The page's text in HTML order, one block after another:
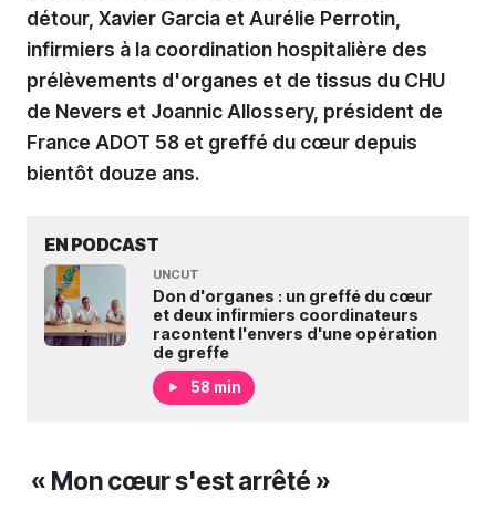
détour, Xavier Garcia et Aurélie Perrotin,
infirmiers à la coordination hospitalière des
prélèvements d'organes et de tissus du CHU
de Nevers et Joannic Allossery, président de
France ADOT 58 et greffé du cœur depuis
bientôt douze ans.
EN PODCAST
UNCUT
Don d'organes : un greffé du cœur
et deux infirmiers coordinateurs
racontent l'envers d'une opération
de greffe
58 min
« Mon cœur s'est arrêté »